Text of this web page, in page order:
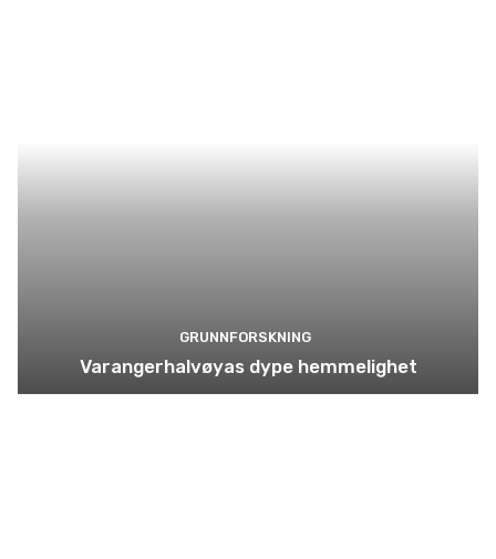
GRUNNFORSKNING
Varangerhalvøyas dype hemmelighet